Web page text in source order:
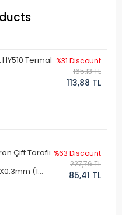
Termal %31 Discount
165,13 TL
113,88 TL
Çift Taraflı
(1
%63 Discount
227,76 TL
85,41 TL